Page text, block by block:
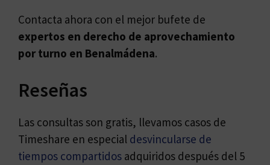
Contacta ahora con el mejor bufete de
expertos en derecho de aprovechamiento
por turno en Benalmádena.
Reseñas
Las consultas son gratis, llevamos casos de
Timeshare en especial desvincularse de
tiempos compartidos adquiridos después del 5